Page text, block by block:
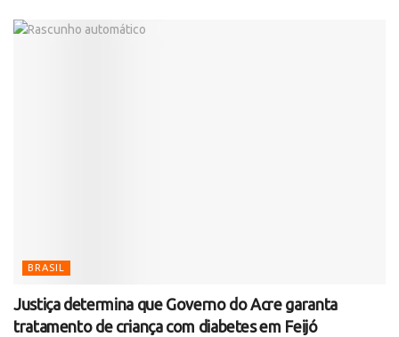
BRASIL
Justiça determina que Governo do Acre garanta
tratamento de criança com diabetes em Feijó